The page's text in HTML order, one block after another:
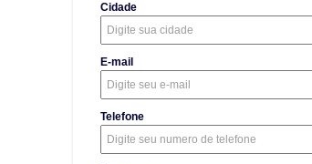
Cidade
E-mail
Telefone